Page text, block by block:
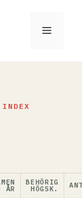
Meny
ÅR
BEHÖRIG
HÖGSK.